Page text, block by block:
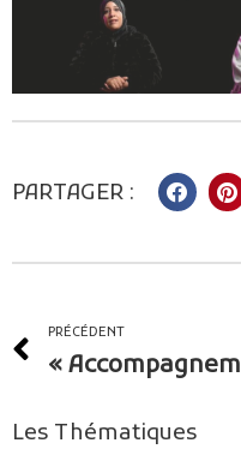
PARTAGER :
PRÉCÉDENT
Les Thématiques